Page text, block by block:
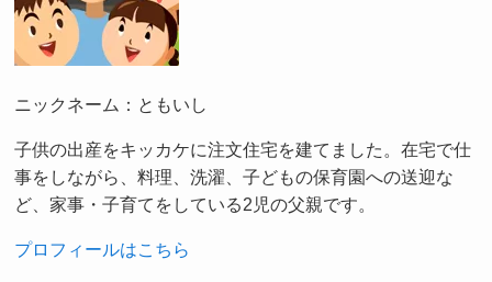
ニックネーム：ともいし
子供の出産をキッカケに注文住宅を建てました。在宅で仕
事をしながら、料理、洗濯、子どもの保育園への送迎な
ど、家事・子育てをしている2児の父親です。
プロフィールはこちら